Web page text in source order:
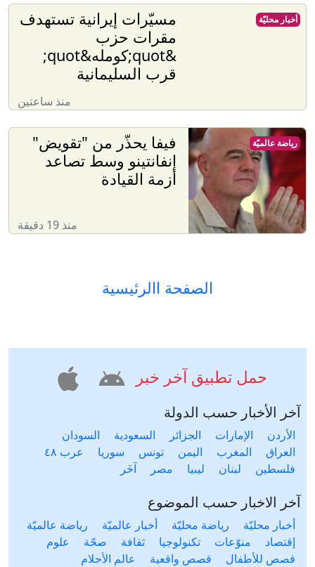
مسيّرات إيرانية تستهدف
مقرات حزب
&quot;كومله&quot;
قرب السليمانية
منذ ساعتين
أخبار محليّة
فيفا يحذّر من "تقويض"
إنفانتينو وسط تصاعد
أزمة القيادة
منذ 19 دقيقة
رياضة عالميّة
الصفحة االرئيسية
حمل تطبيق آخر خبر
آخر الأخبار حسب الدولة
الأردن الإمارات الجزائر السعودية
السودان
العراق
المغرب اليمن تونس سوريا
عرب ٤٨
فلسطين
لبنان ليبيا مصر آخَر
آخر الاخبار حسب الموضوع
أخبار محليّة رياضة محليّة أخبار عالميّة
رياضة عالميّة
إقتصاد
منوّعات تكنولوجيا ثقافة صحّة
علوم
قصص للأطفال
قصص واقعية عالم الأحلام